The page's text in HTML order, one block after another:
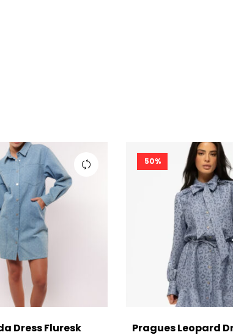
Dress Fluresk
50%
Pragues Leopard